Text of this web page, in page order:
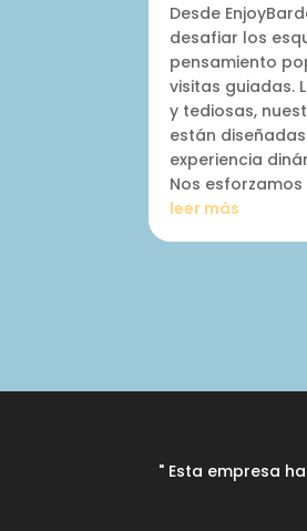
Desde
desafiar los
pensamiento
visitas guiadas.
y tediosas,
están
experiencia
Nos
leer más
" Esta empresa